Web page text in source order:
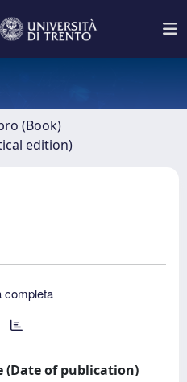
(Book)
edition)
completa
(Date of publication)